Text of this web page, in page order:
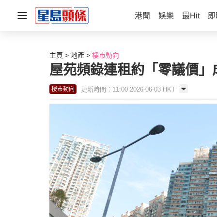
港聞 娛樂 最Hit
主頁 地產 樓市動向
屋苑頻錄連租約「零議價
樓市動向 更新時間：11:00 2026-06-03 HKT